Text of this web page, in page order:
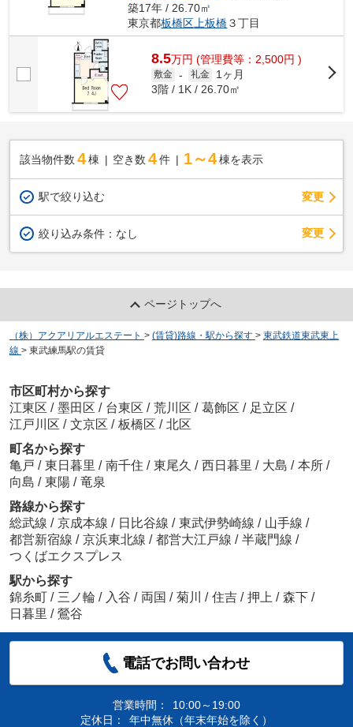
築17年 / 26.70㎡
東京都板橋区 上板橋３丁目
8.5万円 (管理費等：2,500円 )
敷金 - 礼金
1ヶ月
3階 / 1K / 26.70㎡
該当物件数 4棟 空き数 4 件 1～4 棟を表示
駅で絞り込む 変更
絞り込み条件： なし 変更
ページトップへ
（株）アクアリアルエステート > (賃貸)路線・駅から探す > 東武鉄道東武東上
線 > 東武練馬駅の賃貸
市区町村から探す
江東区 / 墨田区 / 台東区 / 荒川区 / 葛飾区 / 足立区 /
江戸川区 / 文京区 / 板橋区 / 北区
町名から探す
亀戸 / 東日暮里 / 南千住 / 東尾久 / 西日暮里 / 大島 / 本所 /
向島 / 東陽 / 竜泉
路線から探す
総武線 / 京成本線 / 日比谷線 / 東武伊勢崎線 / 山手線 /
都営新宿線 / 京浜東北線 / 都営大江戸線 / 半蔵門線 /
つくばエクスプレス
駅から探す
錦糸町 / 三ノ輪 / 入谷 / 両国 / 菊川 / 住吉 / 押上 / 森下 /
日暮里 / 鶯谷
電話でお問い合わせ
営業時間：
10:00～19:00
定休日：
年中無休（年末年始を除く）